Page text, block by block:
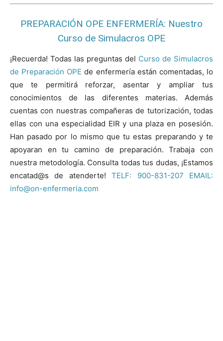
PREPARACIÓN OPE ENFERMERÍA: Nuestro
Curso de Simulacros OPE
¡Recuerda! Todas las preguntas del Curso de Simulacros
de Preparación OPE de enfermería están comentadas, lo
que te permitirá reforzar, asentar y ampliar tus
conocimientos de las diferentes materias. Además
cuentas con nuestras compañeras de tutorización, todas
ellas con una especialidad EIR y una plaza en posesión.
Han pasado por lo mismo que tu estas preparando y te
apoyaran en tu camino de preparación. Trabaja con
nuestra metodología. Consulta todas tus dudas, ¡Estamos
encatad@s de atenderte!TELF: 900-831-207 EMAIL:
info@on-enfermeria.com